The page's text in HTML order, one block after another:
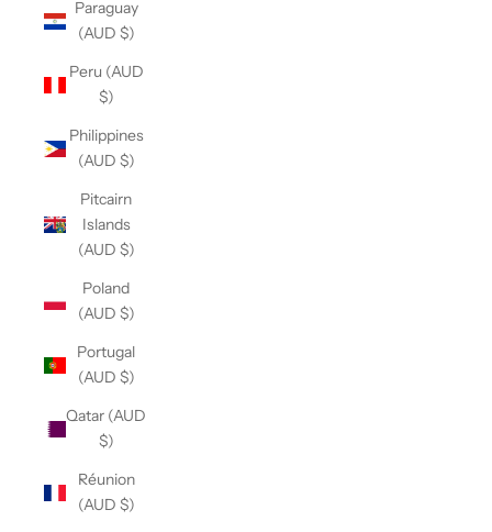
Paraguay
(AUD $)
Peru (AUD
$)
Philippines
(AUD $)
Pitcairn
Islands
(AUD $)
Poland
(AUD $)
Portugal
(AUD $)
Qatar (AUD
$)
Réunion
(AUD $)